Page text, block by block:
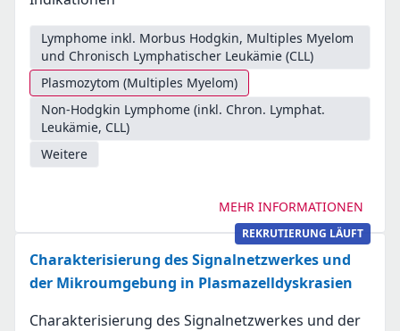
Lymphome inkl. Morbus Hodgkin, Multiples Myelom
und Chronisch Lymphatischer Leukämie (CLL)
Plasmozytom (Multiples Myelom)
Non-Hodgkin Lymphome (inkl. Chron. Lymphat.
Leukämie, CLL)
Weitere
MEHR INFORMATIONEN
REKRUTIERUNG LÄUFT
Charakterisierung des Signalnetzwerkes und
der Mikroumgebung in Plasmazelldyskrasien
Charakterisierung des Signalnetzwerkes und der